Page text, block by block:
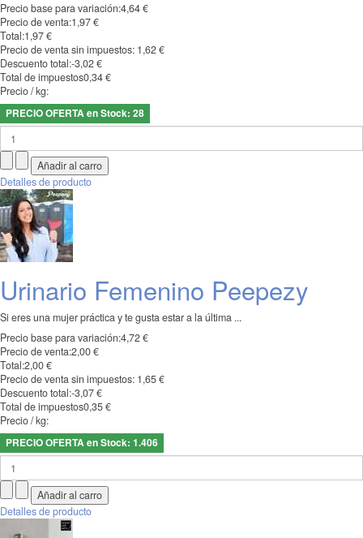
Precio base para variación:4,64 €
Precio de venta:1,97 €
Total:1,97 €
Precio de venta sin impuestos: 1,62 €
Descuento total:-3,02 €
Total de impuestos0,34 €
Precio / kg:
PRECIO OFERTA en Stock: 28
Detalles de producto
Urinario Femenino Peepezy
Si eres una mujer práctica y te gusta estar a la última ...
Precio base para variación:4,72 €
Precio de venta:2,00 €
Total:2,00 €
Precio de venta sin impuestos: 1,65 €
Descuento total:-3,07 €
Total de impuestos0,35 €
Precio / kg:
PRECIO OFERTA en Stock: 1.406
Detalles de producto